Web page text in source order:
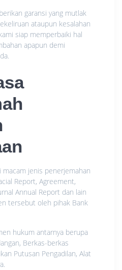
garansi yang mutlak
ataupun kesalahan
siap memperbaiki hal
apapun demi
macam jenis penerjemahan
Report, Agreement,
Annual Report dan lain
tersebut oleh pihak Bank
hukum antarnya berupa
Berkas-berkas
Putusan Pengadilan, Alat